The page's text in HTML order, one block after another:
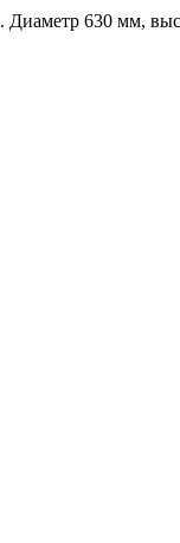
Диаметр 630 мм,